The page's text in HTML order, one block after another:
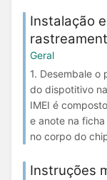
Instalação
Geral
1. Desembale
do dispotitivo
IMEI é
e anote na
no corpo do
Instruções